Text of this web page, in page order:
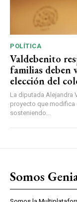
POLÍTICA
Valdebenito
familias deben
elección del
La diputada Alejandra
proyecto que modifica
sosteniendo...
Somos